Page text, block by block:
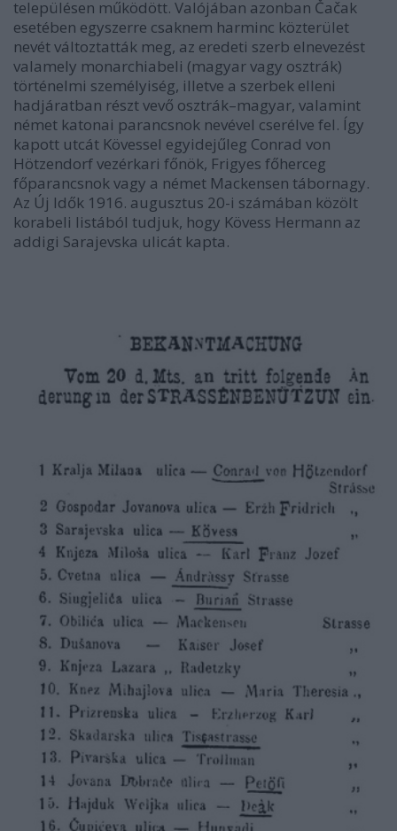
településen működött. Valójában azonban Čačak
esetében egyszerre csaknem harminc közterület
nevét változtatták meg, az eredeti szerb elnevezést
valamely monarchiabeli (magyar vagy osztrák)
történelmi személyiség, illetve a szerbek elleni
hadjáratban részt vevő osztrák–magyar, valamint
német katonai parancsnok nevével cserélve fel. Így
kapott utcát Kövessel egyidejűleg Conrad von
Hötzendorf vezérkari főnök, Frigyes főherceg
főparancsnok vagy a német Mackensen tábornagy.
Az Új Idők 1916. augusztus 20-i számában közölt
korabeli listából tudjuk, hogy Kövess Hermann az
addigi Sarajevska ulicát kapta.